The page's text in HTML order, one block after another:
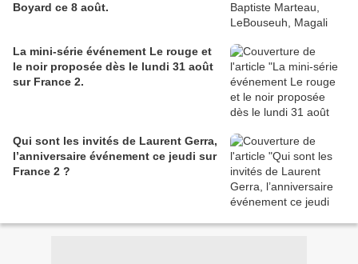
Boyard ce 8 août.
La mini-série événement Le rouge et
le noir proposée dès le lundi 31 août
sur France 2.
Qui sont les invités de Laurent Gerra,
l’anniversaire événement ce jeudi sur
France 2 ?